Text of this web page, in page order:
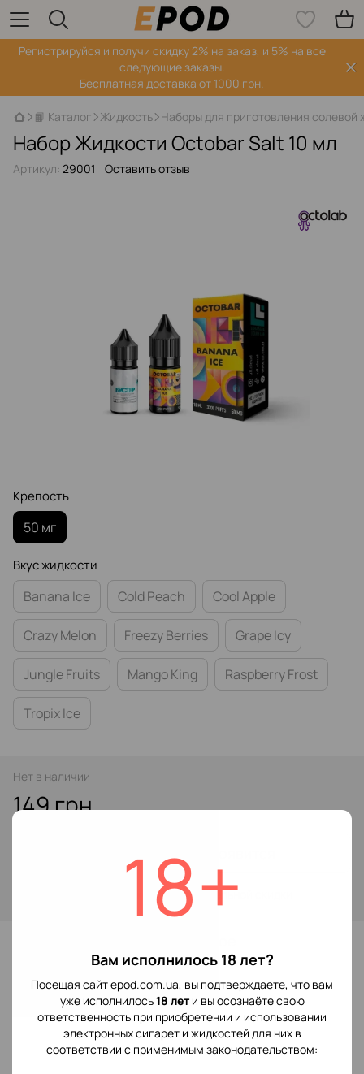
18+
Вам исполнилось 18 лет?
Посещая сайт epod.com.ua, вы подтверждаете, что вам
уже исполнилось18 лети вы осознаёте свою
ответственность при приобретении и использовании
электронных сигарет и жидкостей для них в
соответствии с применимым законодательством:
Регистрируйся‌ и получи скидку 2% на заказ, и 5% на все
следующие заказы.
Бесплатная доставка от 1000 грн.
📙 Каталог Жидкость Наборы для приготовления солевой
Набор Жидкости Octobar Salt 10 мл
Артикул: 29001 Оставить отзыв
Крепость
50 мг
Вкус жидкости
Banana Ice Cold Peach Cool Apple
Crazy Melon Freezу Berries Grape Icy
Jungle Fruits Mango King Raspberry Frost
Tropix Ice
Нет в наличии
149 грн
для отображения накопительной скидки
Отзывы